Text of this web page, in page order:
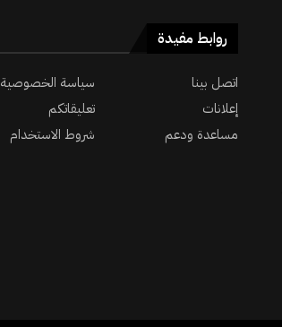
روابط مفيدة
اتصل بينا
سياسة الخصوصية
إعلانات
تعليقاتكم
مساعدة ودعم
شروط الاستخدام